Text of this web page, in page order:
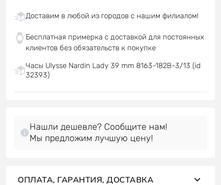
Доставим в любой из городов с нашим филиалом!
Бесплатная примерка с доставкой для постоянных
клиентов без обязательств к покупке
Часы Ulysse Nardin Lady 39 mm 8163-182B-3/13 (id
32393)
Нашли дешевле? Сообщите нам!
Мы предложим лучшую цену!
ОПЛАТА, ГАРАНТИЯ, ДОСТАВКА